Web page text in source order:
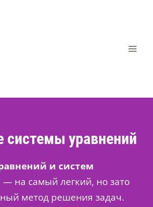
системы уравнений
и систем
— на самый легкий, но зато
метод решения задач.